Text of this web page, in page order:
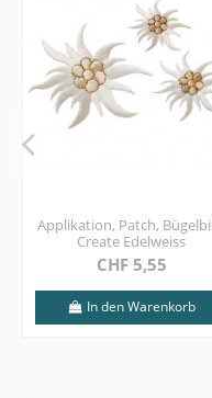
Applikation, Patch,
Create Edelweiss
CHF 5,55
In den Warenkorb